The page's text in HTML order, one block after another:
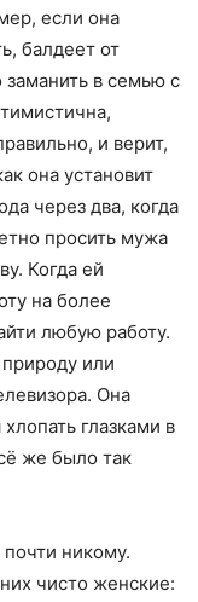
если она
балдеет от
в семью с
и верит,
она установит
через два, когда
просить мужа
Когда ей
на более
любую работу.
или
Она
глазками в
же было так
никому.
чисто женские: